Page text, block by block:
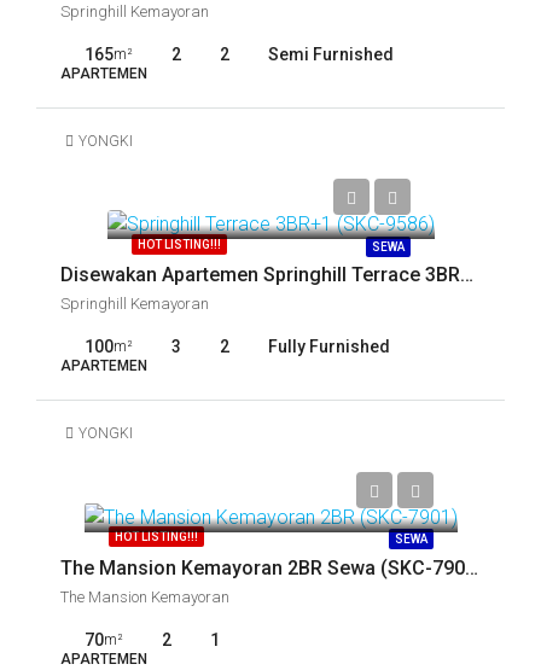
Springhill Kemayoran
165m² 2 2 Semi Furnished
APARTEMEN
YONGKI
HOT LISTING!!! SEWA
Disewakan Apartemen Springhill Terrace 3BR+1 (SKC-9586)
Springhill Kemayoran
100m² 3 2 Fully Furnished
APARTEMEN
YONGKI
HOT LISTING!!! SEWA
The Mansion Kemayoran 2BR Sewa (SKC-7901)
The Mansion Kemayoran
70m² 2 1
APARTEMEN